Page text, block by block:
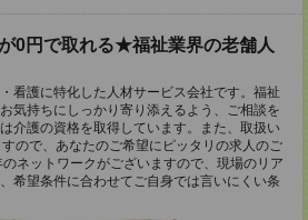
0円で取れる★福祉業界の老舗人
看護に特化した人材サービス会社です。福祉
気持ちにしっかり寄り添えるよう、ご相談を
介護の資格を取得しています。また、取扱い
ので、あなたのご希望にピッタリの求人のご
ネットワークがございますので、現場のリア
希望条件に合わせてご自身では言いにくい条